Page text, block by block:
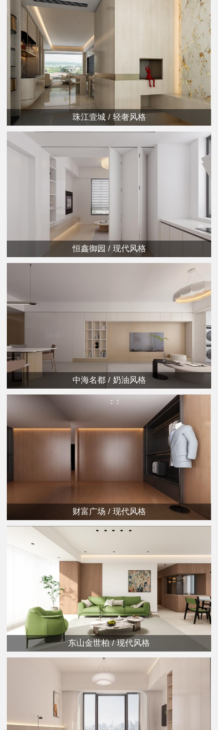
珠江壹城 / 轻奢风格
恒鑫御园 / 现代风格
中海名都 / 奶油风格
财富广场 / 现代风格
东山金世柏 / 现代风格